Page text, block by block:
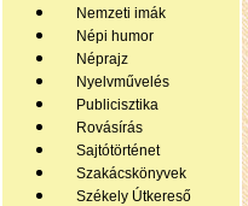
Nemzeti imák
Népi humor
Néprajz
Nyelvművelés
Publicisztika
Rovásírás
Sajtótörténet
Szakácskönyvek
Székely Útkereső